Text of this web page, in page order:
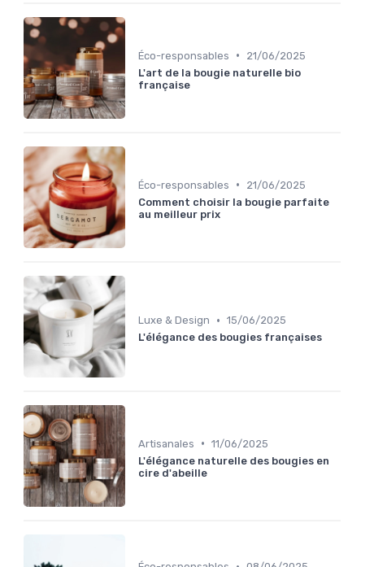
Éco-responsables •
21/06/2025
L'art de la bougie naturelle bio
française
Éco-responsables •
21/06/2025
Comment choisir la bougie parfaite
au meilleur prix
Luxe & Design • 15/06/2025
L'élégance des bougies françaises
Artisanales • 11/06/2025
L'élégance naturelle des bougies en
cire d'abeille